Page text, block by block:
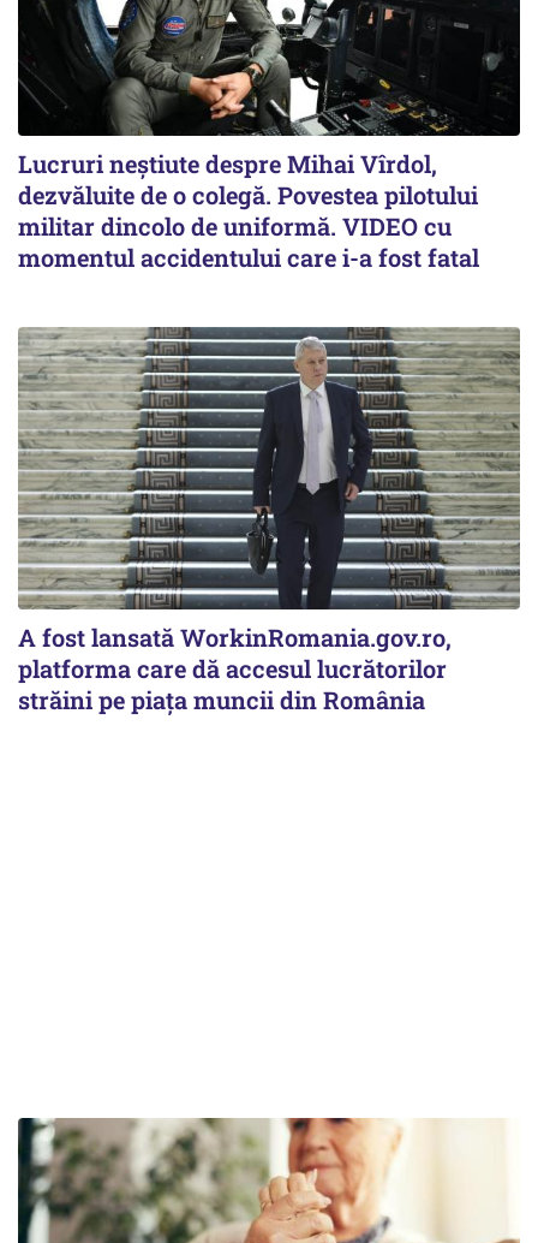
Lucruri neștiute despre Mihai Vîrdol,
dezvăluite de o colegă. Povestea pilotului
militar dincolo de uniformă. VIDEO cu
momentul accidentului care i-a fost fatal
A fost lansată WorkinRomania.gov.ro,
platforma care dă accesul lucrătorilor
străini pe piața muncii din România